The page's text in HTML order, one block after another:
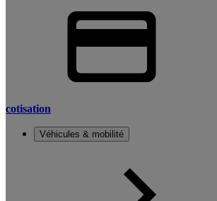
cotisation
Véhicules & mobilité